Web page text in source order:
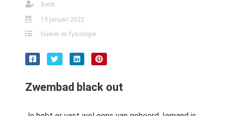
Berdi
19 januari 2022
Duiken en fysiologie
Zwembad black out